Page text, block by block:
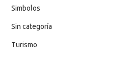
Simbolos
Sin categoría
Turismo